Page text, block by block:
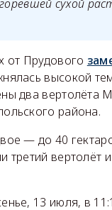
сухой
от Прудового
высокой
два вертолёта
района.
— до 40
третий вертолёт и
13 июля, в